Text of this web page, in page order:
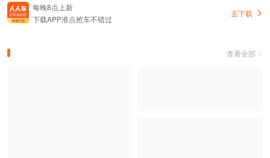
每晚8点上新
下载APP准点抢车不错过
去下载
查看全部